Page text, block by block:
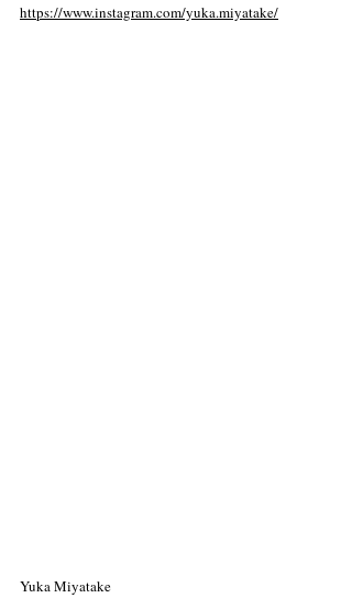
https://www.instagram.com/yuka.miyatake/
Yuka Miyatake